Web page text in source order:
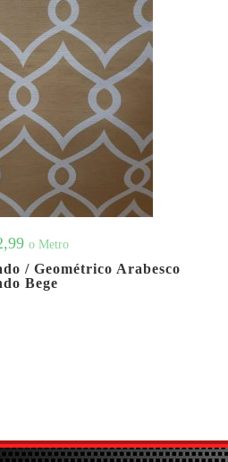
o Metro
/ Geométrico Arabesco
Bege